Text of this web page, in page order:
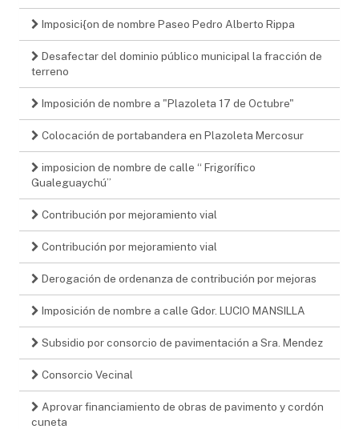
Imposici{on de nombre Paseo Pedro Alberto Rippa
Desafectar del dominio público municipal la fracción de
terreno
Imposición de nombre a "Plazoleta 17 de Octubre"
Colocación de portabandera en Plazoleta Mercosur
imposicion de nombre de calle “ Frigorífico
Gualeguaychú”
Contribución por mejoramiento vial
Contribución por mejoramiento vial
Derogación de ordenanza de contribución por mejoras
Imposición de nombre a calle Gdor. LUCIO MANSILLA
Subsidio por consorcio de pavimentación a Sra. Mendez
Consorcio Vecinal
Aprovar financiamiento de obras de pavimento y cordón
cuneta